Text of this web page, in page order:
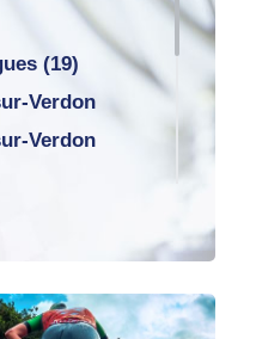
(19)
Verdon
Verdon